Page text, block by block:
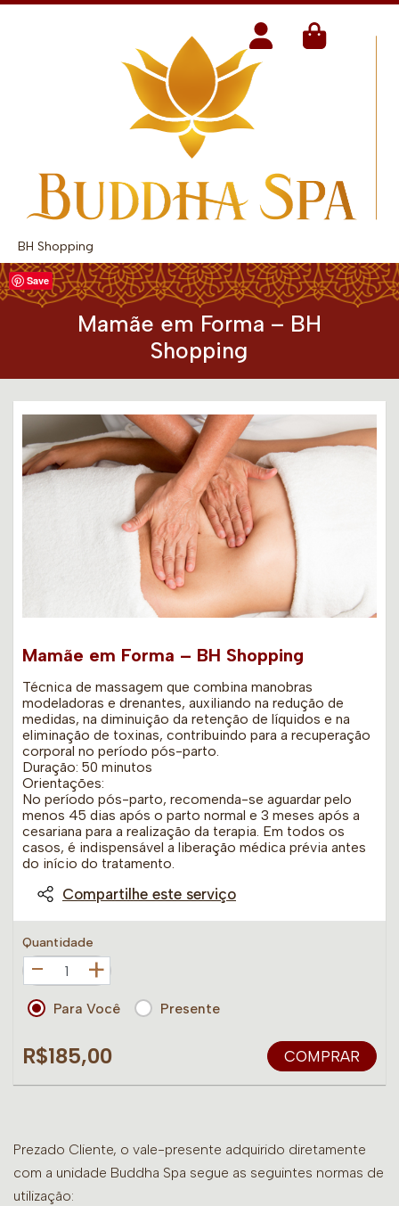
BH Shopping
Mamãe em Forma – BH
Shopping
Save
Mamãe em Forma – BH Shopping
Técnica de massagem que combina manobras
modeladoras e drenantes, auxiliando na redução de
medidas, na diminuição da retenção de líquidos e na
eliminação de toxinas, contribuindo para a recuperação
corporal no período pós-parto.
Duração: 50 minutos
Orientações:
No período pós-parto, recomenda-se aguardar pelo
menos 45 dias após o parto normal e 3 meses após a
cesariana para a realização da terapia. Em todos os
casos, é indispensável a liberação médica prévia antes
do início do tratamento.
Compartilhe este serviço
Quantidade
+
Para Você Presente
R$185,00 COMPRAR
Prezado Cliente, o vale-presente adquirido diretamente
com a unidade Buddha Spa segue as seguintes normas de
utilização: